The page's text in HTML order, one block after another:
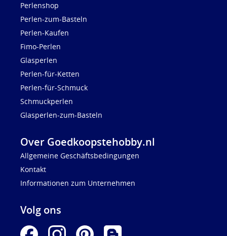
Perlenshop
Perlen-zum-Basteln
Perlen-Kaufen
Fimo-Perlen
Glasperlen
Perlen-für-Ketten
Perlen-für-Schmuck
Schmuckperlen
Glasperlen-zum-Basteln
Over Goedkoopstehobby.nl
Allgemeine Geschäftsbedingungen
Kontakt
Informationen zum Unternehmen
Volg ons